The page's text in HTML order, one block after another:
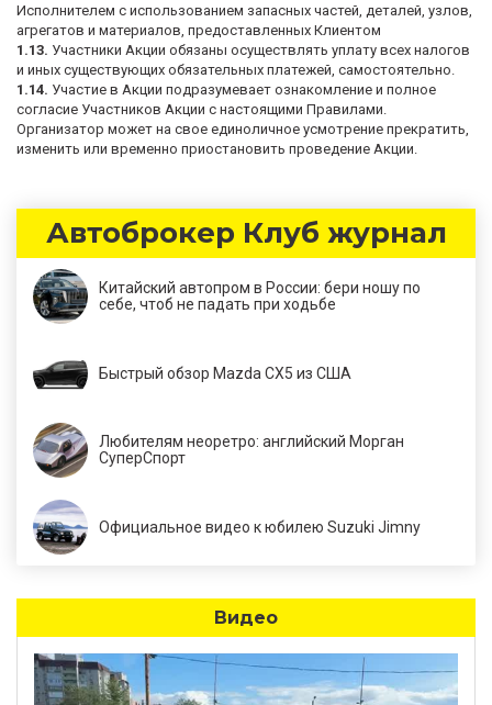
Исполнителем с использованием запасных частей, деталей, узлов,
агрегатов и материалов, предоставленных Клиентом
1.13. Участники Акции обязаны осуществлять уплату всех налогов
и иных существующих обязательных платежей, самостоятельно.
1.14. Участие в Акции подразумевает ознакомление и полное
согласие Участников Акции с настоящими Правилами.
Организатор может на свое единоличное усмотрение прекратить,
изменить или временно приостановить проведение Акции.
Автоброкер Клуб журнал
Китайский автопром в России: бери ношу по
себе, чтоб не падать при ходьбе
Быстрый обзор Mazda CX5 из США
Любителям неоретро: английский Морган
СуперСпорт
Официальное видео к юбилею Suzuki Jimny
Видео